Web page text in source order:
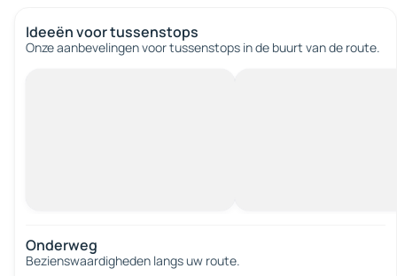
Ideeën voor tussenstops
Onze aanbevelingen voor tussenstops in de buurt van de route.
Onderweg
Bezienswaardigheden langs uw route.